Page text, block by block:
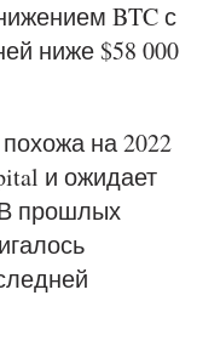
BTC с
ниже $58 000
на 2022
и ожидает
прошлых